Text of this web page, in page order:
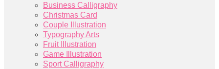
Business Calligraphy
Christmas Card
Couple Illustration
Typography Arts
Fruit Illustration
Game Illustration
Sport Calligraphy